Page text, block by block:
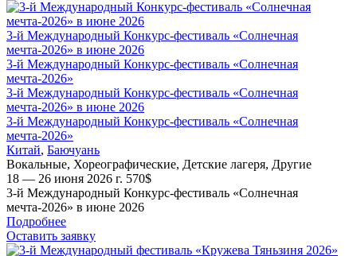
3-й Международный Конкурс-фестиваль «Солнечная
мечта-2026» в июне 2026
3-й Международный Конкурс-фестиваль «Солнечная
мечта-2026»
3-й Международный Конкурс-фестиваль «Солнечная
мечта-2026» в июне 2026
3-й Международный Конкурс-фестиваль «Солнечная
мечта-2026»
Китай, Баючуань
Вокальные, Хореографические, Детские лагеря, Другие
18 — 26 июня 2026 г. 570$
3-й Международный Конкурс-фестиваль «Солнечная
мечта-2026» в июне 2026
Подробнее
Оставить заявку